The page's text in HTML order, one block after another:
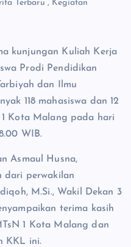
Terbaru , Kegiatan
kunjungan Kuliah Kerja
Prodi Pendidikan
dan Ilmu
118 mahasiswa dan 12
Kota Malang pada hari
WIB.
Asmaul Husna,
dari perwakilan
M.Si., Wakil Dekan 3
terima kasih
1 Kota Malang dan
KKL ini.